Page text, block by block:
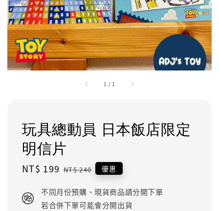
1 / 1
玩具總動員 日本飯店限定
明信片
Sale
NT$ 199 Regular
NT$ 240 優惠
不同月份預購、現貨商品請分開下單
若合併下單可能會分開出貨